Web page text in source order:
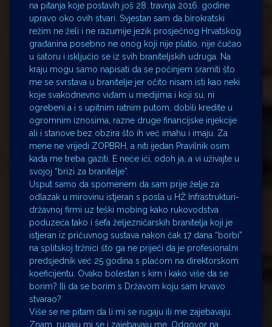
na pitanja koje postavih još 28. travnja 2016. godine
upravo oko ovih stvari. Svjestan sam da birokratski
režim ne želi i ne razumije jezik prosječnog Hrvatskog
građanina posebno ne onog koji nije platio, nije čučao
u šatoru i isključio se iz svih braniteljskih udruga. Na
kraju mogu samo napisati da se počinjem sramiti što
me se svrstava u branitelje jer očito nisam isti kao neki
koje svakodnevno viđam u medijima i koji su, ni
ogrebeni a i s upitnim ratnim putom, dobili kredite u
ogromnim iznosima, razne druge financijske injekcije
ali i stanove bez obzira što ih već imahu i imaju. Za
mene ne vrijedi ZOPBRH, a niti ijedan Pravilnik osim
kada me treba gaziti. E neće ići, odoh ja, a vi uživajte u
svojoj “brizi za branitelje”.
Usput samo da spomenem da sam prije želje za
odlazak u mirovinu istjeran s posla u HŽ Infrastrukturi-
državnoj firmi uz teški mobing kako rukovodstva
poduzeća tako i šefa željezničarskih branitelja koji je
istjeran iz pričuvnog sustava nakon čak 17 dana “borbi”
na splitskoj tržnici što ga ne priječi da je profesionalni
predsjednik već 25 godina s plaćom na direktorskom
koeficijentu. Ovako bolestan s kim i kako više da se
borim? Ili da se borim s Državom koju sam krvavo
stvarao?
Više se ne pitam da li mi se rugaju ili me zajebavaju.
Znam, rugaju mi se i zajebavaju me. Odgovor na